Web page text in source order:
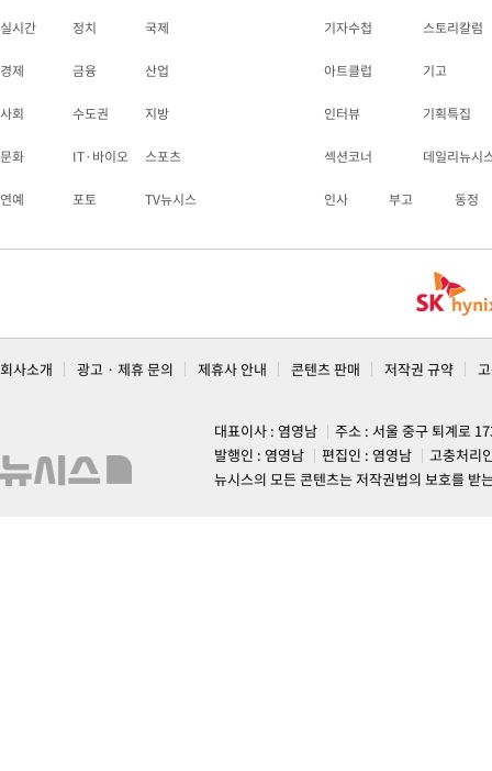
실시간 정치 국제
경제 금융 산업
사회 수도권 지방
문화 IT·바이오 스포츠
연예 포토 TV뉴시스
기자수첩 스토리칼럼
아트클럽 기고
인터뷰 기획특집
섹션코너 데일리뉴시
인사 부고 동정
회사소개 광고 · 제휴 문의 제휴사 안내 콘텐츠 판매 저작권 규약
대표이사 : 염영남
주소 : 서울 중구 퇴계로
발행인 : 염영남
편집인 : 염영남
고충처리
뉴시스의 모든 콘텐츠는 저작권법의 보호를